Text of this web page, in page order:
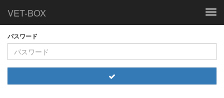
VET-BOX
パスワード